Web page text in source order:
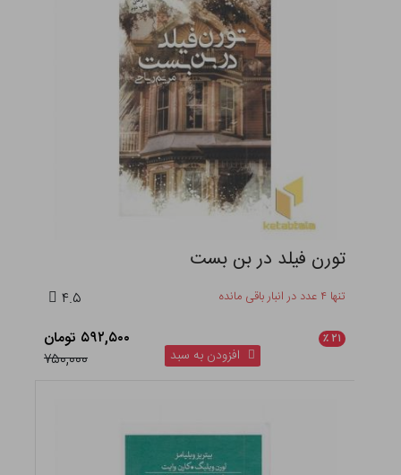
تورن فیلد در بن بست
تنها ۴ عدد در انبار باقی مانده ۴.۵
۲۱ ٪
۵۹۲,۵۰۰ تومان
۷۵۰,۰۰۰
افزودن به سبد